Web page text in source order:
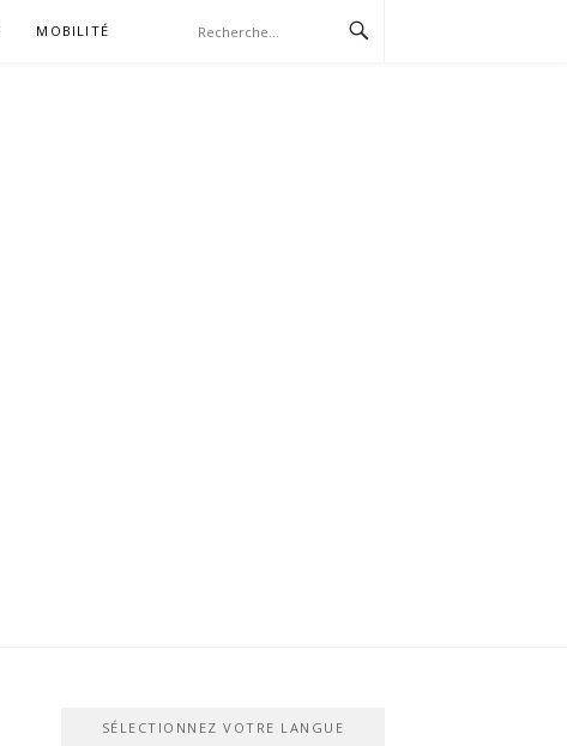
MOBILITÉ
SÉLECTIONNEZ VOTRE LANGUE